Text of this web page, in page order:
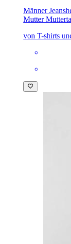
Männer
Mutter
von T-shirts